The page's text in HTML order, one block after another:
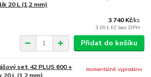
20 L (1,2 mm)
3 740 Kč/ks
3 091 Kč bez DPH
Přidat do košíku
set 42 PLUS 600 +
momentálně vyprodáno